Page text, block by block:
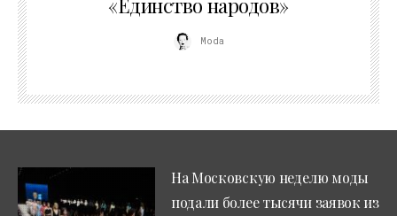
Moda
На Московскую неделю моды
подали более тысячи заявок из